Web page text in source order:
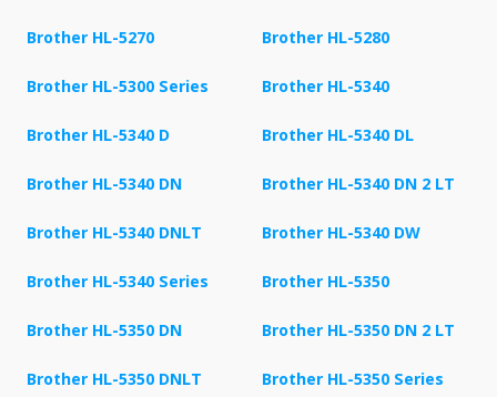
Brother HL-5270 Brother HL-5280
Brother HL-5300 Series Brother HL-5340
Brother HL-5340 D Brother HL-5340 DL
Brother HL-5340 DN Brother HL-5340 DN 2 LT
Brother HL-5340 DNLT Brother HL-5340 DW
Brother HL-5340 Series Brother HL-5350
Brother HL-5350 DN Brother HL-5350 DN 2 LT
Brother HL-5350 DNLT Brother HL-5350 Series